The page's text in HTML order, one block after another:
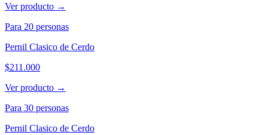
Ver producto →
Para 20 personas
Pernil Clasico de Cerdo
$211.000
Ver producto →
Para 30 personas
Pernil Clasico de Cerdo